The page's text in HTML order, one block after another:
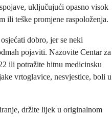
uključujući opasno visok
ili teške promjene raspoloženja.
dobro, jer se neki
pojaviti. Nazovite Centar za
ili potražite hitnu medicinsku
vrtoglavice, nesvjestice, boli u
držite lijek u originalnom